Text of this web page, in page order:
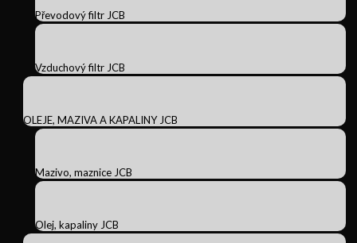
Převodový filtr JCB
Vzduchový filtr JCB
OLEJE, MAZIVA A KAPALINY JCB
Mazivo, maznice JCB
Olej, kapaliny JCB